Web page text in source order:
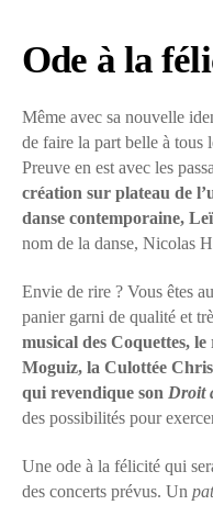
Ode à la
Même avec sa nouvelle
de faire la part belle à tous
Preuve en est avec les
création sur plateau de
danse contemporaine,
nom de la danse, Nicolas
Envie de rire ? Vous êtes
panier garni de qualité et
musical des Coquettes,
Moguiz, la Culottée
qui revendique son Droit
des possibilités pour
Une ode à la félicité qui
des concerts prévus. Un